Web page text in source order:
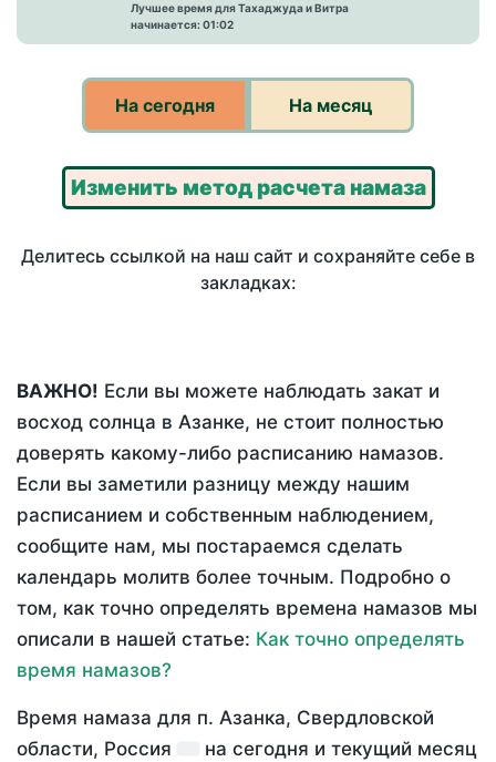
Лучшее время для Тахаджуда и Витра
начинается: 01:02
На сегодня На месяц
Изменить метод расчета намаза
Делитесь ссылкой на наш сайт и сохраняйте себе в
закладках:
ВАЖНО! Если вы можете наблюдать закат и
восход солнца в Азанке, не стоит полностью
доверять какому-либо расписанию намазов.
Если вы заметили разницу между нашим
расписанием и собственным наблюдением,
сообщите нам, мы постараемся сделать
календарь молитв более точным. Подробно о
том, как точно определять времена намазов мы
описали в нашей статье: Как точно определять
время намазов?
Время намаза для п. Азанка, Свердловской
области, Россия
на сегодня и текущий месяц